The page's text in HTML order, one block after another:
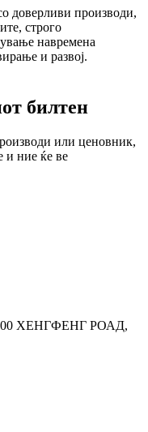
доверливи производи,
строго
навремена
и развој.
билтен
или ценовник,
и ние ќе ве
ХЕНГФЕНГ РОАД,